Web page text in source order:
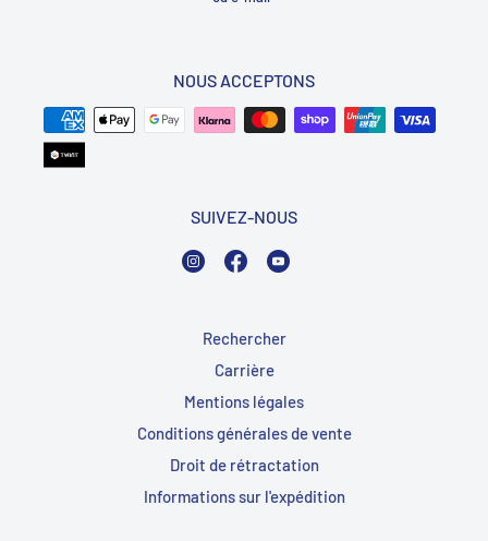
NOUS ACCEPTONS
SUIVEZ-NOUS
InstagramFacebook
Rechercher
Carrière
Mentions légales
Conditions générales de vente
Droit de rétractation
Informations sur l'expédition